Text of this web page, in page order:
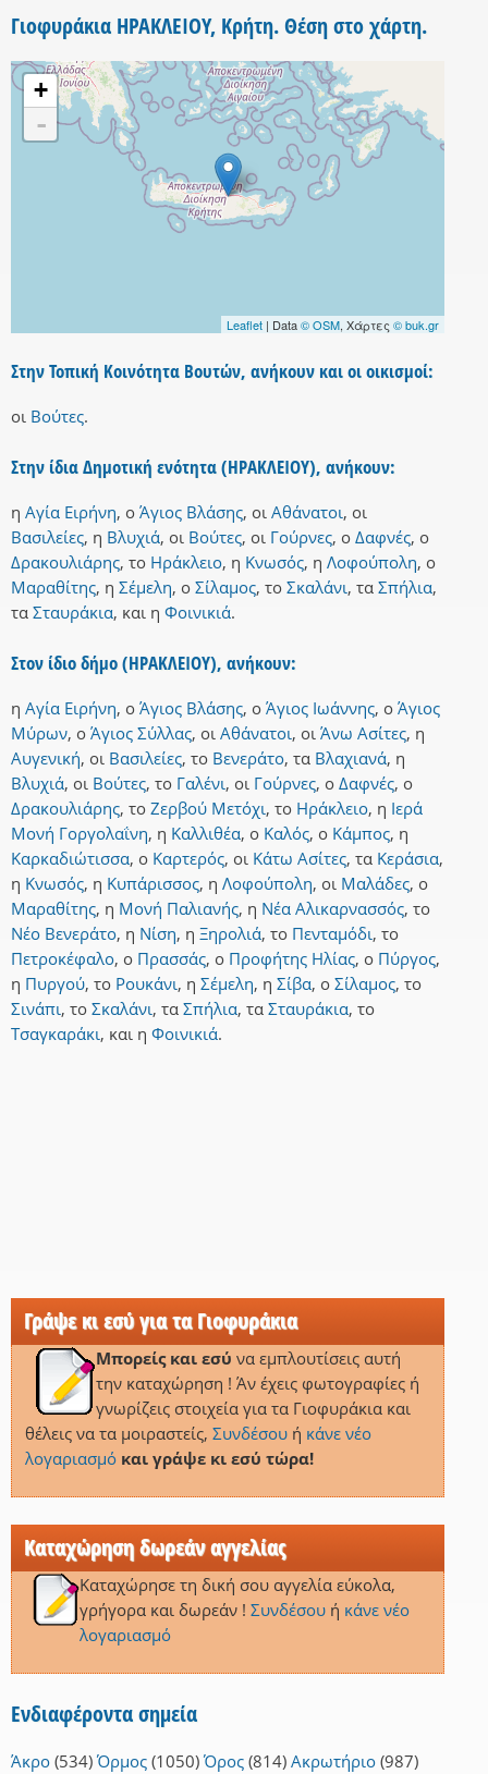
Γιοφυράκια ΗΡΑΚΛΕΙΟΥ, Κρήτη. Θέση στο χάρτη.
+
-
Leaflet | Data© OSM, Χάρτες © buk.gr
Στην Τοπική Κοινότητα Βουτών, ανήκουν και οι οικισμοί:
οι Βούτες.
Στην ίδια Δημοτική ενότητα (ΗΡΑΚΛΕΙΟΥ), ανήκουν:
η Αγία Ειρήνη, ο Άγιος Βλάσης, οι Αθάνατοι, οι
Βασιλείες, η Βλυχιά, οι Βούτες, οι Γούρνες, ο Δαφνές, ο
Δρακουλιάρης, το Ηράκλειο, η Κνωσός, η Λοφούπολη, ο
Μαραθίτης, η Σέμελη, ο Σίλαμος, το Σκαλάνι, τα Σπήλια,
τα Σταυράκια, και η Φοινικιά.
Στον ίδιο δήμο (ΗΡΑΚΛΕΙΟΥ), ανήκουν:
η Αγία Ειρήνη, ο Άγιος Βλάσης, ο Άγιος Ιωάννης, ο Άγιος
Μύρων, ο Άγιος Σύλλας, οι Αθάνατοι, οι Άνω Ασίτες, η
Αυγενική, οι Βασιλείες, το Βενεράτο, τα Βλαχιανά, η
Βλυχιά, οι Βούτες, το Γαλένι, οι Γούρνες, ο Δαφνές, ο
Δρακουλιάρης, το Ζερβού Μετόχι, το Ηράκλειο, η Ιερά
Μονή Γοργολαΐνη, η Καλλιθέα, ο Καλός, ο Κάμπος, η
Καρκαδιώτισσα, ο Καρτερός, οι Κάτω Ασίτες, τα Κεράσια,
η Κνωσός, η Κυπάρισσος, η Λοφούπολη, οι Μαλάδες, ο
Μαραθίτης, η Μονή Παλιανής, η Νέα Αλικαρνασσός, το
Νέο Βενεράτο, η Νίση, η Ξηρολιά, το Πενταμόδι, το
Πετροκέφαλο, ο Πρασσάς, ο Προφήτης Ηλίας, ο Πύργος,
η Πυργού, το Ρουκάνι, η Σέμελη, η Σίβα, ο Σίλαμος, το
Σινάπι, το Σκαλάνι, τα Σπήλια, τα Σταυράκια, το
Τσαγκαράκι, και η Φοινικιά.
Γράψε κι εσύ για τα Γιοφυράκια
Μπορείς και εσύ να εμπλουτίσεις αυτή
την καταχώρηση ! Άν έχεις φωτογραφίες ή
γνωρίζεις στοιχεία για τα Γιοφυράκια και
θέλεις να τα μοιραστείς, Συνδέσουή κάνε νέο
λογαριασμό και γράψε κι εσύ τώρα!
Καταχώρηση δωρεάν αγγελίας
Καταχώρησε τη δική σου αγγελία εύκολα,
γρήγορα και δωρεάν ! Συνδέσουή κάνε νέο
λογαριασμό
Ενδιαφέροντα σημεία
Άκρο (534) Όρμος (1050) Όρος (814) Ακρωτήριο (987)